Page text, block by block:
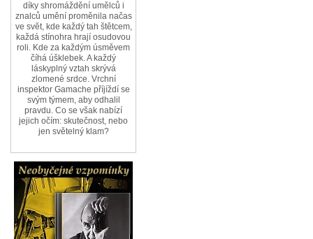
díky shromáždění umělců i
znalců umění proměnila načas
ve svět, kde každý tah štětcem,
každá stínohra hrají osudovou
roli. Kde za každým úsměvem
číhá úšklebek. A každý
láskyplný vztah skrývá
zlomené srdce. Vrchní
inspektor Gamache příjíždí se
svým týmem, aby odhalil
pravdu. Co se však nabízí
jejich očím: skutečnost, nebo
jen světelný klam?